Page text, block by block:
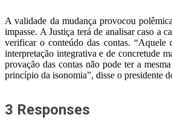
A validade da mudança provocou
impasse. A Justiça terá de analisar caso a
verificar o conteúdo das contas. “Aquele
interpretação integrativa e de concretude
provação das contas não pode ter a
princípio da isonomia”, disse o presidente
3 Responses